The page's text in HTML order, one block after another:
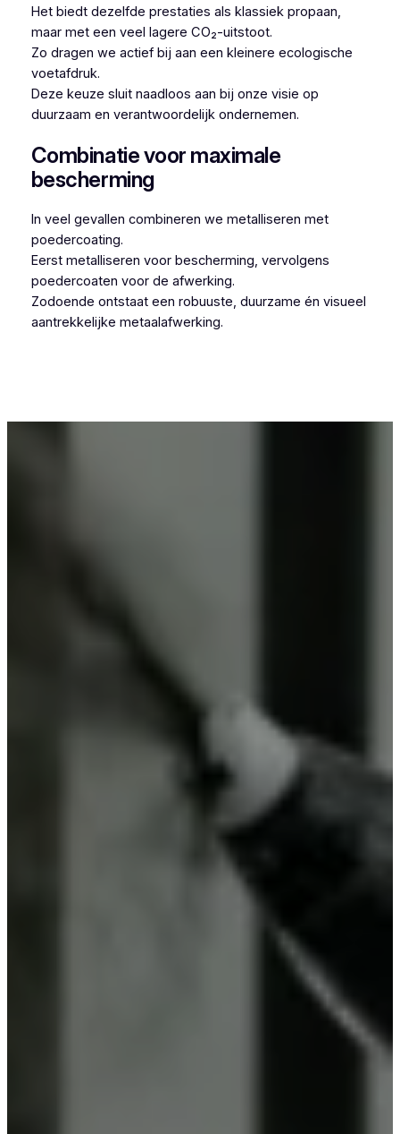
Het biedt dezelfde prestaties als klassiek propaan,
maar met een veel lagere CO₂-uitstoot.
Zo dragen we actief bij aan een kleinere ecologische
voetafdruk.
Deze keuze sluit naadloos aan bij onze visie op
duurzaam en verantwoordelijk ondernemen.
Combinatie voor maximale
bescherming
In veel gevallen combineren we metalliseren met
poedercoating.
Eerst metalliseren voor bescherming, vervolgens
poedercoaten voor de afwerking.
Zodoende ontstaat een robuuste, duurzame én visueel
aantrekkelijke metaalafwerking.